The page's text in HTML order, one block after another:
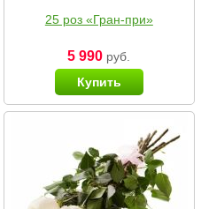
25 роз «Гран-при»
5 990 руб.
Купить